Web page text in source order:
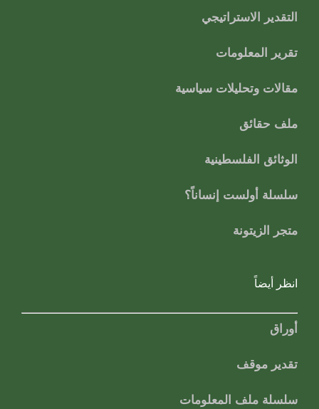
التقدير الاستراتيجي
تقرير المعلومات
مقالات وتحليلات سياسية
ملف حقائق
الوثائق الفلسطينية
سلسلة أولست إنساناً؟
متجر الزيتونة
انظر أيضاً
أوراق
تقدير موقف
سلسلة ملف المعلومات